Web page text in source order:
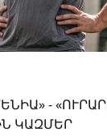
-
ԿԱԶՄԵՐ